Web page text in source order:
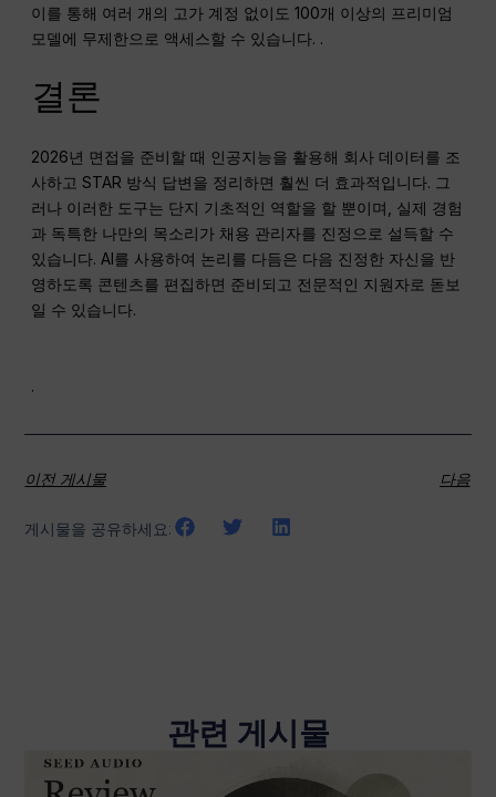
이를 통해 여러 개의 고가 계정 없이도 100개 이상의 프리미엄
모델에 무제한으로 액세스할 수 있습니다. .
결론
2026년 면접을 준비할 때 인공지능을 활용해 회사 데이터를 조
사하고 STAR 방식 답변을 정리하면 훨씬 더 효과적입니다. 그
러나 이러한 도구는 단지 기초적인 역할을 할 뿐이며, 실제 경험
과 독특한 나만의 목소리가 채용 관리자를 진정으로 설득할 수
있습니다. AI를 사용하여 논리를 다듬은 다음 진정한 자신을 반
영하도록 콘텐츠를 편집하면 준비되고 전문적인 지원자로 돋보
일 수 있습니다.
.
이전 게시물 다음
게시물을 공유하세요:
관련 게시물